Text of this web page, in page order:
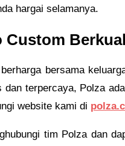
hargai selamanya.
Custom
bersama
terpercaya, Polza
website kami di
tim Polza dan